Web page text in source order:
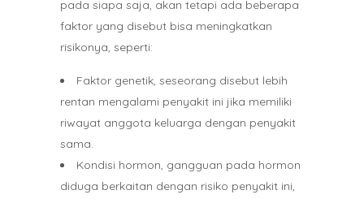
pada siapa saja, akan tetapi ada beberapa
faktor yang disebut bisa meningkatkan
risikonya, seperti:
Faktor genetik, seseorang disebut lebih
rentan mengalami penyakit ini jika memiliki
riwayat anggota keluarga dengan penyakit
sama.
Kondisi hormon, gangguan pada hormon
diduga berkaitan dengan risiko penyakit ini,